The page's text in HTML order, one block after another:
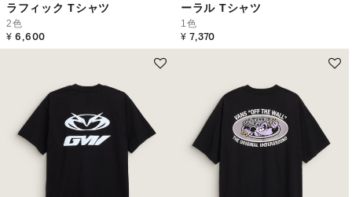
ラフィック Tシャツ
2色
¥ 6,600
ーラル Tシャツ
1色
¥ 7,370